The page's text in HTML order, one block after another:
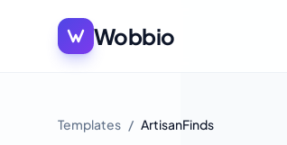
Wobbio
Templates / ArtisanFinds